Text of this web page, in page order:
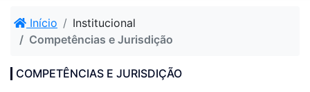
Início
Institucional
Competências e Jurisdição
COMPETÊNCIAS E JURISDIÇÃO